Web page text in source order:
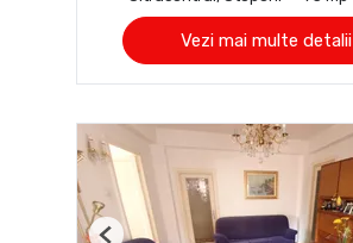
Vezi mai multe detalii